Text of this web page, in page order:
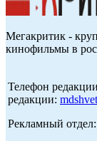
Мегакритик -
кинофильмы в
Телефон
редакции:
Рекламный отдел: